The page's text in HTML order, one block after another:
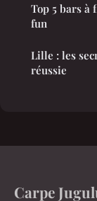
Top 5 bars à
fun
Lille : les
réussie
Carpe